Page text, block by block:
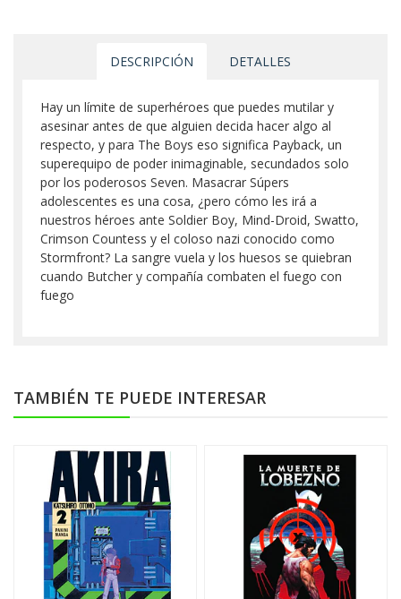
DESCRIPCIÓN DETALLES
Hay un límite de superhéroes que puedes mutilar y
asesinar antes de que alguien decida hacer algo al
respecto, y para The Boys eso significa Payback, un
superequipo de poder inimaginable, secundados solo
por los poderosos Seven. Masacrar Súpers
adolescentes es una cosa, ¿pero cómo les irá a
nuestros héroes ante Soldier Boy, Mind-Droid, Swatto,
Crimson Countess y el coloso nazi conocido como
Stormfront? La sangre vuela y los huesos se quiebran
cuando Butcher y compañía combaten el fuego con
fuego
TAMBIÉN TE PUEDE INTERESAR